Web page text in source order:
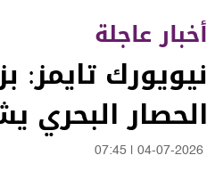
أخبار عاجلة
نيويورك تايمز:
الحصار البحري
04-07-2026
07:45